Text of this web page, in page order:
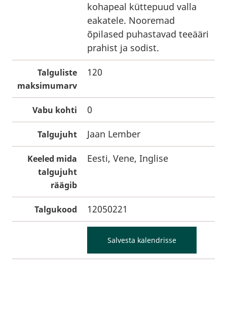
kohapeal küttepuud valla
eakatele. Nooremad
õpilased puhastavad teeääri
prahist ja sodist.
Talguliste
maksimumarv
120
Vabu kohti 0
Talgujuht Jaan Lember
Keeled mida
talgujuht
räägib
Eesti, Vene, Inglise
Talgukood 12050221
Salvesta kalendrisse